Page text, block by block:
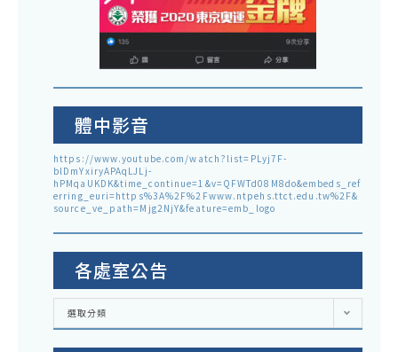
體中影音
https://www.youtube.com/watch?list=PLyj7F-
blDmYxiryAPAqLJLj-
hPMqaUKDK&time_continue=1&v=QFWTd08M8do&embeds_ref
erring_euri=https%3A%2F%2Fwww.ntpehs.ttct.edu.tw%2F&
source_ve_path=Mjg2NjY&feature=emb_logo
各處室公告
各
室
選取分類